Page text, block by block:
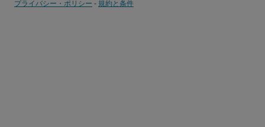
プライバシー・ポリシー - 規約と条件